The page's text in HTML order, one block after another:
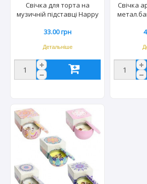
Свічка для торта на
музичній підставці Happy
33.00 грн
Детальніше
Свічка